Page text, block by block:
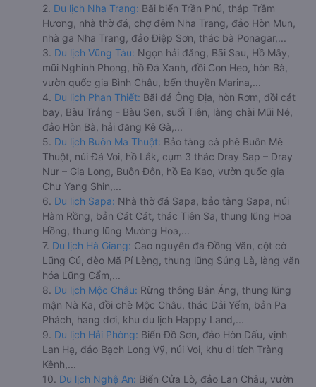
2. Du lịch Nha Trang: Bãi biển Trần Phú, tháp Trầm
Hương, nhà thờ đá, chợ đêm Nha Trang, đảo Hòn Mun,
nhà ga Nha Trang, đảo Điệp Sơn, thác bà Ponagar,...
3. Du lịch Vũng Tàu: Ngọn hải đăng, Bãi Sau, Hồ Mây,
mũi Nghinh Phong, hồ Đá Xanh, đồi Con Heo, hòn Bà,
vườn quốc gia Bình Châu, bến thuyền Marina,...
4. Du lịch Phan Thiết: Bãi đá Ông Địa, hòn Rơm, đồi cát
bay, Bàu Trắng - Bàu Sen, suối Tiên, làng chài Mũi Né,
đảo Hòn Bà, hải đăng Kê Gà,...
5. Du lịch Buôn Ma Thuột: Bảo tàng cà phê Buôn Mê
Thuột, núi Đá Voi, hồ Lắk, cụm 3 thác Dray Sap – Dray
Nur – Gia Long, Buôn Đôn, hồ Ea Kao, vườn quốc gia
Chư Yang Shin,...
6. Du lịch Sapa: Nhà thờ đá Sapa, bảo tàng Sapa, núi
Hàm Rồng, bản Cát Cát, thác Tiên Sa, thung lũng Hoa
Hồng, thung lũng Mường Hoa,...
7. Du lịch Hà Giang: Cao nguyên đá Đồng Văn, cột cờ
Lũng Cú, đèo Mã Pí Lèng, thung lũng Sủng Là, làng văn
hóa Lũng Cẩm,...
8. Du lịch Mộc Châu: Rừng thông Bản Áng, thung lũng
mận Nà Ka, đồi chè Mộc Châu, thác Dải Yếm, bản Pa
Phách, hang dơi, khu du lịch Happy Land,...
9. Du lịch Hải Phòng: Biển Đồ Sơn, đảo Hòn Dấu, vịnh
Lan Hạ, đảo Bạch Long Vỹ, núi Voi, khu di tích Tràng
Kênh,...
10. Du lịch Nghệ An: Biển Cửa Lò, đảo Lan Châu, vườn